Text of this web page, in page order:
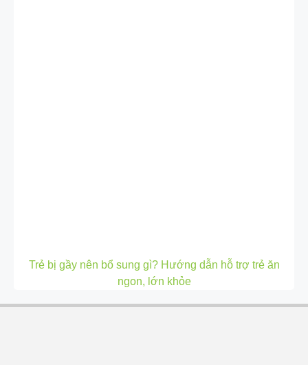
Trẻ bị gầy nên bổ sung gì? Hướng dẫn hỗ trợ trẻ ăn
ngon, lớn khỏe